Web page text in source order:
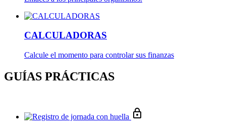
CALCULADORAS
Calcule el momento para controlar sus finanzas
GUÍAS PRÁCTICAS